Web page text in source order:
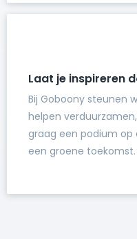
Laat je inspireren
Bij Goboony steunen
helpen
graag een podium op
een groene toekomst.